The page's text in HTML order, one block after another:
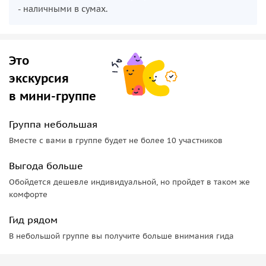
- наличными в сумах.
Это
экскурсия
в мини-группе
Группа небольшая
Вместе с вами в группе будет не более 10 участников
Выгода больше
Обойдется дешевле индивидуальной, но пройдет в таком же
комфорте
Гид рядом
В небольшой группе вы получите больше внимания гида